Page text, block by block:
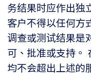
务结果时应作出独
客户不得以任何方
调查或测试结果是
可、批准或支持。
均不会超出上述的